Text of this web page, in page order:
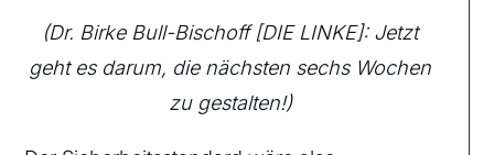
(Dr. Birke Bull-Bischoff [DIE LINKE]: Jetzt
geht es darum, die nächsten sechs Wochen
zu gestalten!)